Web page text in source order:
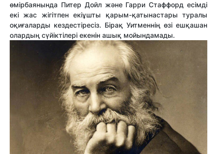
өмірбаянында Питер Дойл және Гарри Стаффорд есімді
екі жас жігітпен екіұшты қарым-қатынастары туралы
оқиғаларды кездестіресіз. Бірақ Уитменнің өзі ешқашан
олардың сүйіктілері екенін ашық мойындамады.